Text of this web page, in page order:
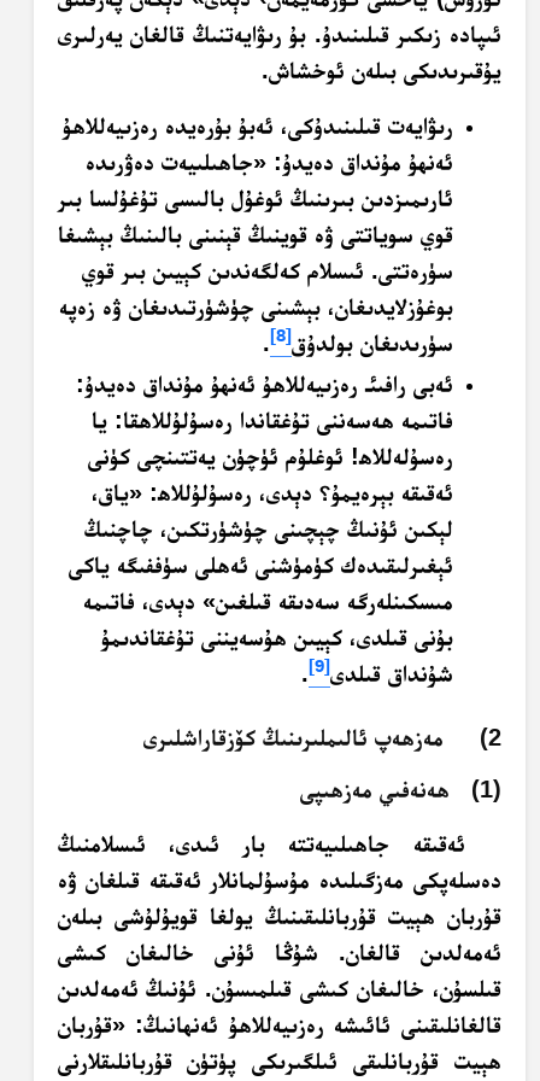
ئىپادە زىكىر قىلىنىدۇ. بۇ رىۋايەتنىڭ قالغان يەرلىرى
يۇقىرىدىكى بىلەن ئوخشاش.
رىۋايەت قىلىنىدۇكى، ئەبۇ بۇرەيدە رەزىيەللاھۇ
ئەنھۇ مۇنداق دەيدۇ: «جاھىلىيەت دەۋرىدە
ئارىمىزدىن بىرىنىڭ ئوغۇل بالىسى تۇغۇلسا بىر
قوي سوياتتى ۋە قوينىڭ قېنىنى بالىنىڭ بېشىغا
سۈرەتتى. ئىسلام كەلگەندىن كېيىن بىر قوي
بوغۇزلايدىغان، بېشىنى چۈشۈرتىدىغان ۋە زەپە
سۈرىدىغان بولدۇق[8]
.
ئەبى رافىئـ رەزىيەللاھۇ ئەنھۇ مۇنداق دەيدۇ:
فاتىمە ھەسەننى تۇغقاندا رەسۇلۇللاھقا: يا
رەسۇلەللاھ! ئوغلۇم ئۈچۈن يەتتىنچى كۈنى
ئەقىقە بېرەيمۇ؟ دېدى، رەسۇلۇللاھ: «ياق،
لېكىن ئۇنىڭ چېچىنى چۈشۈرتكىن، چاچنىڭ
ئېغىرلىقىدەك كۈمۈشنى ئەھلى سۈففىگە ياكى
مىسكىنلەرگە سەدىقە قىلغىن» دېدى، فاتىمە
بۇنى قىلدى، كېيىن ھۇسەيننى تۇغقاندىمۇ
شۇنداق قىلدى[9]
.
2) مەزھەپ ئالىملىرىنىڭ كۆزقاراشلىرى
(1) ھەنەفىي مەزھىپى
ئەقىقە جاھىلىيەتتە بار ئىدى، ئىسلامنىڭ
دەسلەپكى مەزگىلىدە مۇسۇلمانلار ئەقىقە قىلغان ۋە
قۇربان ھېيت قۇربانلىقىنىڭ يولغا قويۇلۇشى بىلەن
ئەمەلدىن قالغان. شۇڭا ئۇنى خالىغان كىشى
قىلسۇن، خالىغان كىشى قىلمىسۇن. ئۇنىڭ ئەمەلدىن
قالغانلىقىنى ئائىشە رەزىيەللاھۇ ئەنھانىڭ: «قۇربان
ھېيت قۇربانلىقى ئىلگىرىكى پۈتۈن قۇربانلىقلارنى